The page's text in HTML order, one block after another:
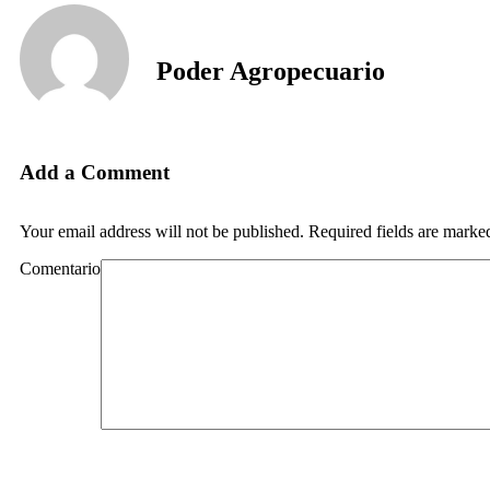
Poder Agropecuario
Add a Comment
Your email address will not be published. Required fields are
Comentario